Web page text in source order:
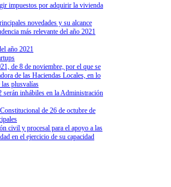
impuestos por adquirir la vivienda
novedades y su alcance
más relevante del año 2021
año 2021
de 8 de noviembre, por el que se
de las Haciendas Locales, en lo
las plusvalías
serán inhábiles en la Administración
de 26 de octubre de
civil y procesal para el apoyo a las
en el ejercicio de su capacidad